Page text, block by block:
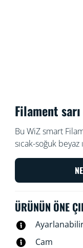
Filament
Bu WiZ smart
sıcak-soğuk beyaz
her odada
aydınlatmak için
kumanda edin
ÜRÜNÜN ÖNE
Cam